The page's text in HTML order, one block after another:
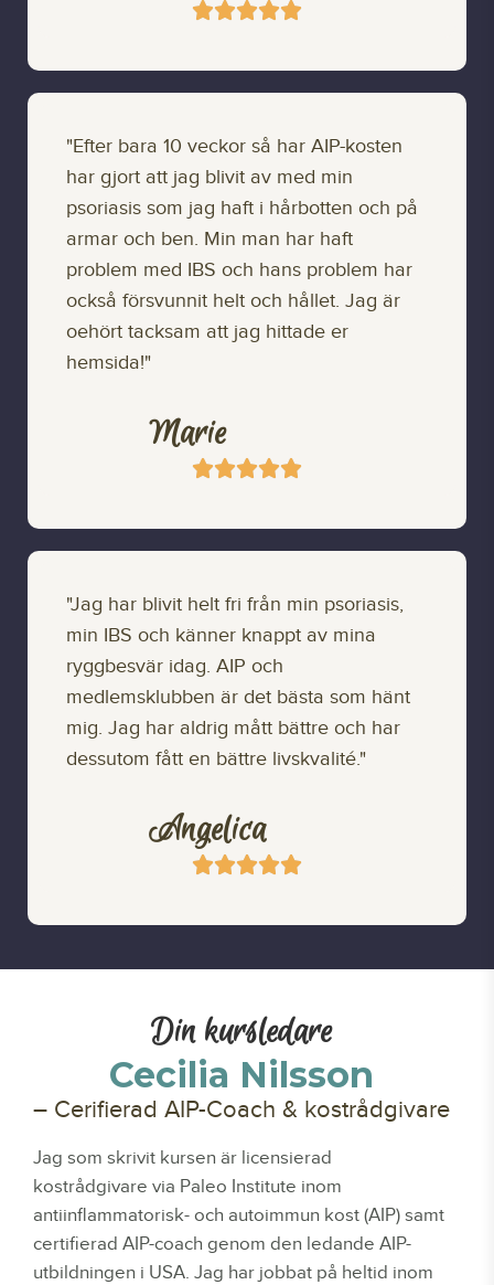

"Efter bara 10 veckor så har AIP-kosten
har gjort att jag blivit av med min
psoriasis som jag haft i hårbotten och på
armar och ben. Min man har haft
problem med IBS och hans problem har
också försvunnit helt och hållet. Jag är
oehört tacksam att jag hittade er
hemsida!"
Marie

"Jag har blivit helt fri från min psoriasis,
min IBS och känner knappt av mina
ryggbesvär idag. AIP och
medlemsklubben är det bästa som hänt
mig. Jag har aldrig mått bättre och har
dessutom fått en bättre livskvalité."
Angelica

Din kursledare
Cecilia Nilsson
– Cerifierad AIP-Coach & kostrådgivare
Jag som skrivit kursen är licensierad
kostrådgivare via Paleo Institute inom
antiinflammatorisk- och autoimmun kost (AIP) samt
certifierad AIP-coach genom den ledande AIP-
utbildningen i USA. Jag har jobbat på heltid inom